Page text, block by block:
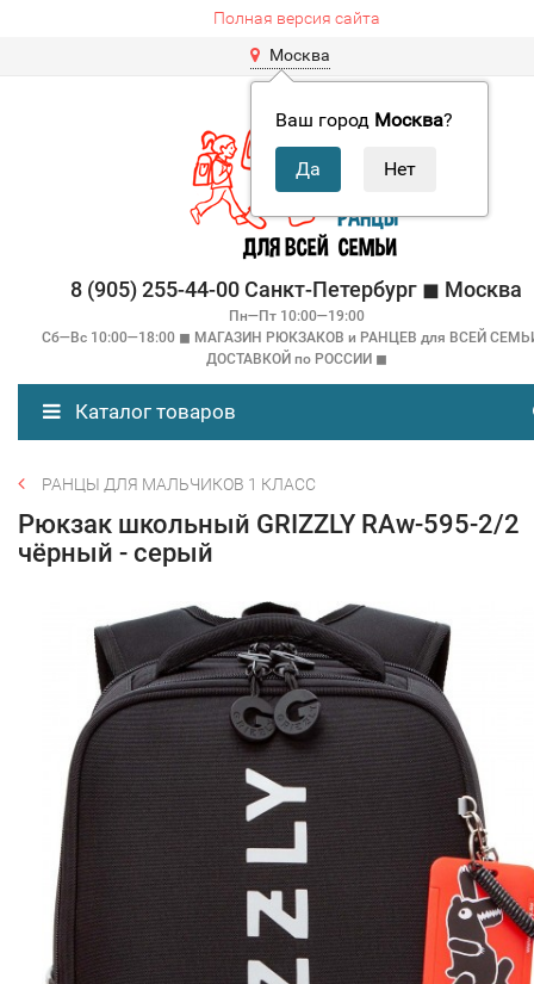
Полная версия сайта
Москва
Ваш город Москва?
8 (905) 255-44-00 Санкт-Петербург ◼ Москва
Пн—Пт 10:00—19:00
Сб—Вс 10:00—18:00 ◼ МАГАЗИН РЮКЗАКОВ и РАНЦЕВ для ВСЕЙ
ДОСТАВКОЙ по РОССИИ ◼
Каталог товаров
РАНЦЫ ДЛЯ МАЛЬЧИКОВ 1 КЛАСС
Рюкзак школьный GRIZZLY RAw-595-2/2
чёрный - серый